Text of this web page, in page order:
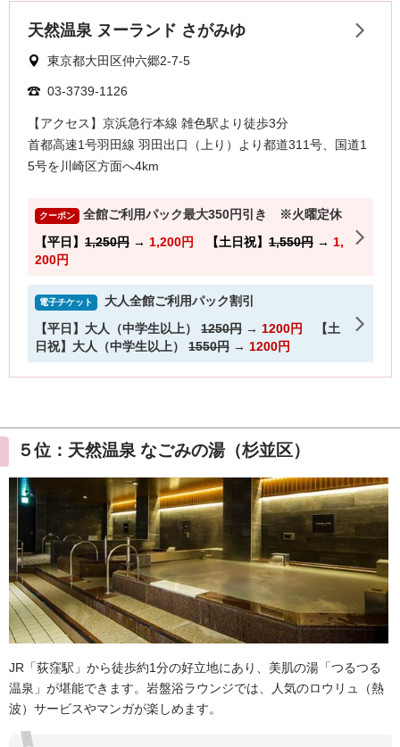
５位：天然温泉 なごみの湯（杉並区）
JR「荻窪駅」から徒歩約1分の好立地にあり、美肌の湯「つるつる
温泉」が堪能できます。岩盤浴ラウンジでは、人気のロウリュ（熱
波）サービスやマンガが楽しめます。